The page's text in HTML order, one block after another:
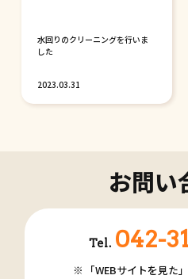
水回りのクリーニングを行いま
した
2023.03.31
お問い
Tel. 042-
「WEBサイトを見た